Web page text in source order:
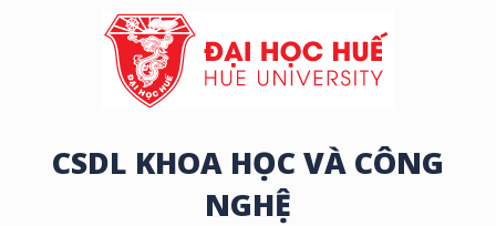
CSDL KHOA HỌC VÀ CÔNG
NGHỆ